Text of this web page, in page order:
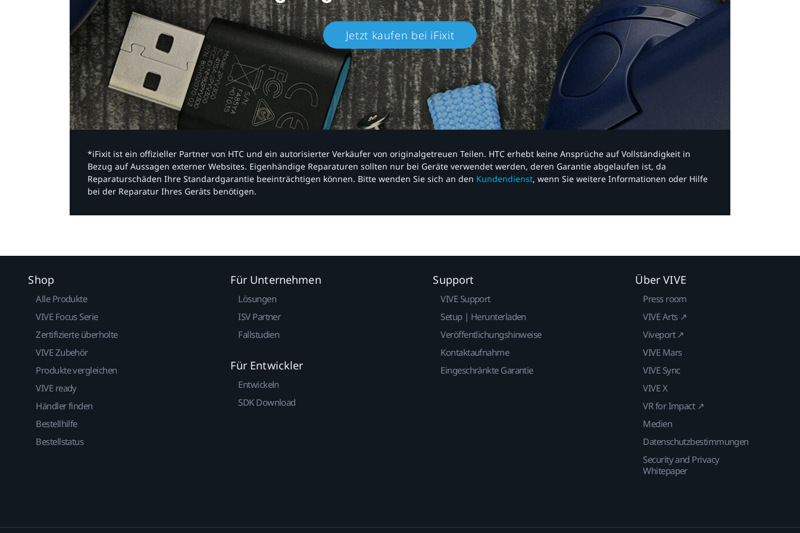
Jetzt kaufen bei iFixit​
*iFixit ist ein offizieller Partner von HTC und ein autorisierter Verkäufer von originalgetreuen Teilen. HTC erhebt keine Ansprüche auf Vollständigkeit in
Bezug auf Aussagen externer Websites. Eigenhändige Reparaturen sollten nur bei Geräte verwendet werden, deren Garantie abgelaufen ist, da
Reparaturschäden Ihre Standardgarantie beeinträchtigen können. Bitte wenden Sie sich an den Kundendienst, wenn Sie weitere Informationen oder Hilfe
bei der Reparatur Ihres Geräts benötigen.​
Shop
Alle Produkte
VIVE Focus Serie
Zertifizierte überholte
VIVE Zubehör
Produkte vergleichen
VIVE ready
Händler finden
Bestellhilfe
Bestellstatus
Für Unternehmen
Lösungen
ISV Partner
Fallstudien
Für Entwickler
Entwickeln
SDK Download
Support
VIVE Support
Setup | Herunterladen
Veröffentlichungshinweise
Kontaktaufnahme
Eingeschränkte Garantie
Über VIVE
Press room
VIVE Arts ↗
Viveport ↗
VIVE Mars
VIVE Sync
VIVE X
VR for Impact ↗
Medien
Datenschutzbestimmungen
Security and Privacy
Whitepaper